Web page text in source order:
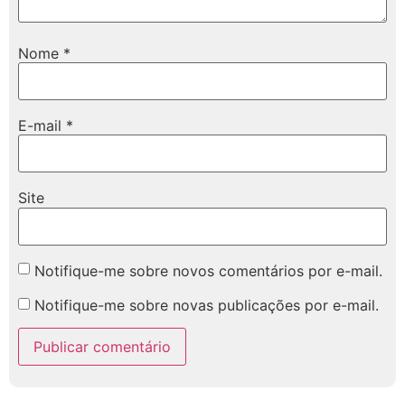
Nome *
E-mail *
Site
Notifique-me sobre novos comentários por e-mail.
Notifique-me sobre novas publicações por e-mail.